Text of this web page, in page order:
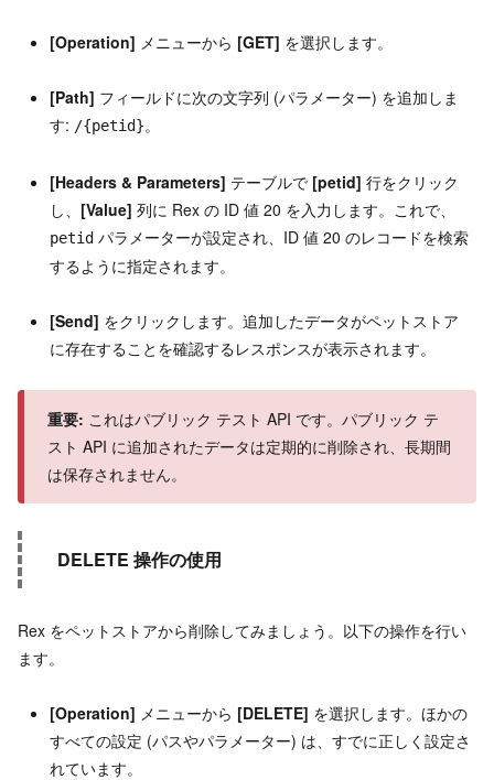
[Operation] メニューから [GET] を選択します。
[Path] フィールドに次の文字列 (パラメーター) を追加しま
す: /{petid}。
[Headers & Parameters] テーブルで [petid] 行をクリック
し、 [Value] 列に Rex の ID 値 20 を入力します。これで、
petidパラメーターが設定され、ID 値 20 のレコードを検索
するように指定されます。
[Send] をクリックします。追加したデータがペットストア
に存在することを確認するレスポンスが表示されます。
重要: これはパブリック テスト API です。パブリック テ
スト API に追加されたデータは定期的に削除され、長期間
は保存されません。
DELETE 操作の使用
Rex をペットストアから削除してみましょう。以下の操作を行い
ます。
[Operation] メニューから [DELETE] を選択します。ほかの
すべての設定 (パスやパラメーター) は、すでに正しく設定さ
れています。